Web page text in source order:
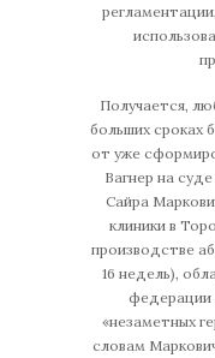
Получается,
больших сроках
от уже
Вагнер на
Сайра
клиники в
производстве
16 недель),
федерации
«незаметных
словам